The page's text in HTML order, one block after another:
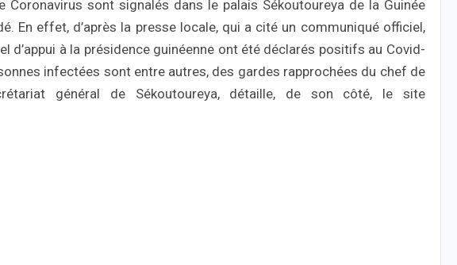
Coronavirus sont signalés dans le palais Sékoutoureya de la Guinée
En effet, d’après la presse locale, qui a cité un communiqué officiel,
d’appui à la présidence guinéenne ont été déclarés positifs au Covid-
infectées sont entre autres, des gardes rapprochées du chef de
général de Sékoutoureya, détaille, de son côté, le site